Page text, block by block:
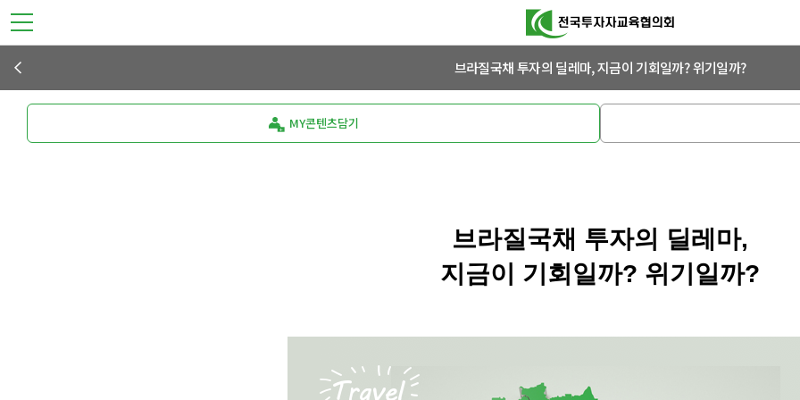
브라질국채 투자의 딜레마, 지금이 기회일까? 위기일까?
MY콘텐츠담기
브라질국채 투자의 딜레마,
지금이 기회일까? 위기일까?